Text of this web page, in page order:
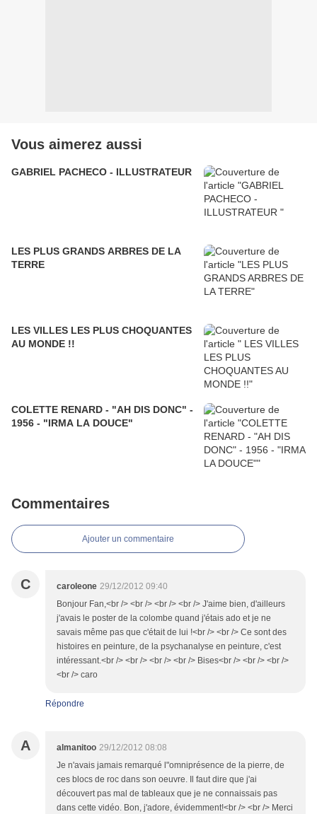
Vous aimerez aussi
GABRIEL PACHECO - ILLUSTRATEUR
LES PLUS GRANDS ARBRES DE LA
TERRE
LES VILLES LES PLUS CHOQUANTES
AU MONDE !!
COLETTE RENARD - "AH DIS DONC" -
1956 - "IRMA LA DOUCE"
Commentaires
Ajouter un commentaire
C caroleone 29/12/2012 09:40
Bonjour Fan,<br /> <br /> <br /> <br /> J'aime bien, d'ailleurs
j'avais le poster de la colombe quand j'étais ado et je ne
savais même pas que c'était de lui !<br /> <br /> Ce sont des
histoires en peinture, de la psychanalyse en peinture, c'est
intéressant.<br /> <br /> <br /> <br /> Bises<br /> <br /> <br />
<br /> caro
Répondre
A almanitoo 29/12/2012 08:08
Je n'avais jamais remarqué l"omniprésence de la pierre, de
ces blocs de roc dans son oeuvre. Il faut dire que j'ai
découvert pas mal de tableaux que je ne connaissais pas
dans cette vidéo. Bon, j'adore, évidemment!<br /> <br /> Merci